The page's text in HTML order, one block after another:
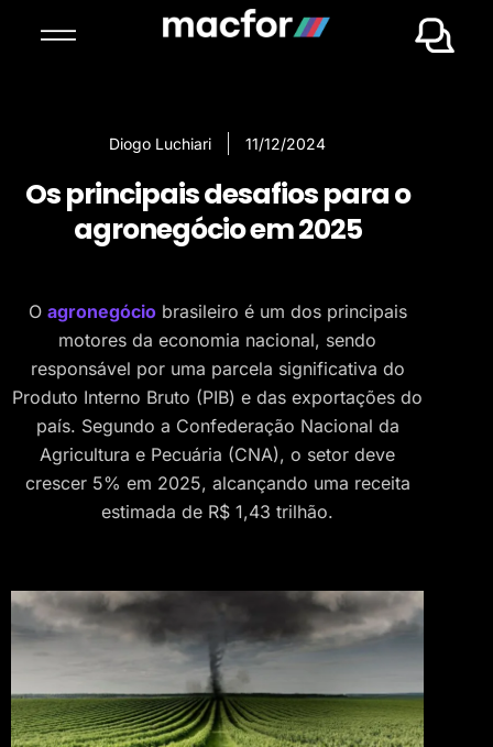
Diogo Luchiari 11/12/2024
Os principais desafios para o
agronegócio em 2025
O agronegócio brasileiro é um dos principais
motores da economia nacional, sendo
responsável por uma parcela significativa do
Produto Interno Bruto (PIB) e das exportações do
país. Segundo a Confederação Nacional da
Agricultura e Pecuária (CNA), o setor deve
crescer 5% em 2025, alcançando uma receita
estimada de R$ 1,43 trilhão.